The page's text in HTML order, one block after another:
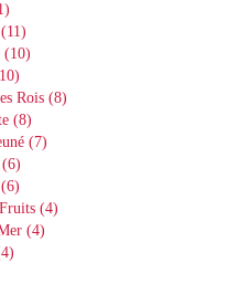
(11)
(10)
Rois (8)
(8)
(7)
(6)
(6)
(4)
(4)